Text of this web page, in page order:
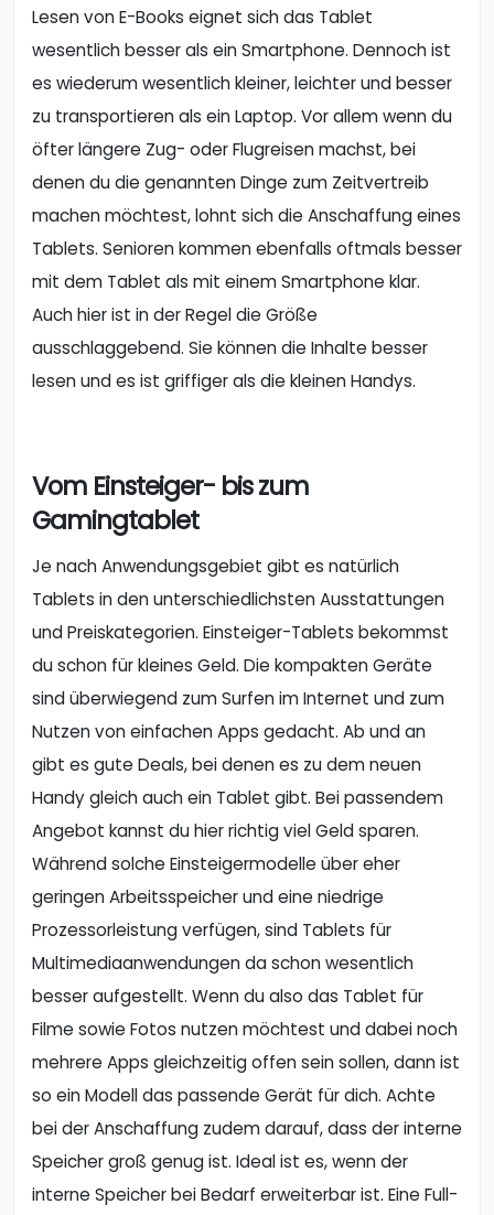
Lesen von E-Books eignet sich das Tablet
wesentlich besser als ein Smartphone. Dennoch ist
es wiederum wesentlich kleiner, leichter und besser
zu transportieren als ein Laptop. Vor allem wenn du
öfter längere Zug- oder Flugreisen machst, bei
denen du die genannten Dinge zum Zeitvertreib
machen möchtest, lohnt sich die Anschaffung eines
Tablets. Senioren kommen ebenfalls oftmals besser
mit dem Tablet als mit einem Smartphone klar.
Auch hier ist in der Regel die Größe
ausschlaggebend. Sie können die Inhalte besser
lesen und es ist griffiger als die kleinen Handys.
Vom Einsteiger- bis zum
Gamingtablet
Je nach Anwendungsgebiet gibt es natürlich
Tablets in den unterschiedlichsten Ausstattungen
und Preiskategorien. Einsteiger-Tablets bekommst
du schon für kleines Geld. Die kompakten Geräte
sind überwiegend zum Surfen im Internet und zum
Nutzen von einfachen Apps gedacht. Ab und an
gibt es gute Deals, bei denen es zu dem neuen
Handy gleich auch ein Tablet gibt. Bei passendem
Angebot kannst du hier richtig viel Geld sparen.
Während solche Einsteigermodelle über eher
geringen Arbeitsspeicher und eine niedrige
Prozessorleistung verfügen, sind Tablets für
Multimediaanwendungen da schon wesentlich
besser aufgestellt. Wenn du also das Tablet für
Filme sowie Fotos nutzen möchtest und dabei noch
mehrere Apps gleichzeitig offen sein sollen, dann ist
so ein Modell das passende Gerät für dich. Achte
bei der Anschaffung zudem darauf, dass der interne
Speicher groß genug ist. Ideal ist es, wenn der
interne Speicher bei Bedarf erweiterbar ist. Eine Full-